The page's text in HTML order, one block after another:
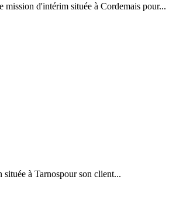
mission d'intérim située à Cordemais pour...
à Tarnospour son client...